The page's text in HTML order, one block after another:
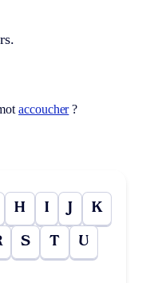
accoucher?
H I J K
S T U